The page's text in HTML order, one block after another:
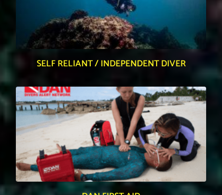
SELF RELIANT / INDEPENDENT DIVER